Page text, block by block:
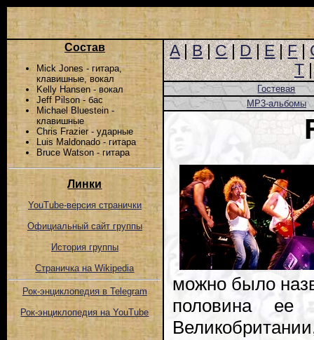
Состав
Mick Jones - гитара,
клавишные, вокал
Kelly Hansen - вокал
Jeff Pilson - бас
Michael Bluestein -
клавишные
Chris Frazier - ударные
Luis Maldonado - гитара
Bruce Watson - гитара
Линки
YouTube-версия странички
Официальный сайт группы
История группы
Страничка на Wikipedia
Рок-энциклопедия в Telegram
Рок-энциклопедия на YouTube
A|B|C|D|E|F|
T
Гостевая
MP3-альбомы
можно было
половина ее